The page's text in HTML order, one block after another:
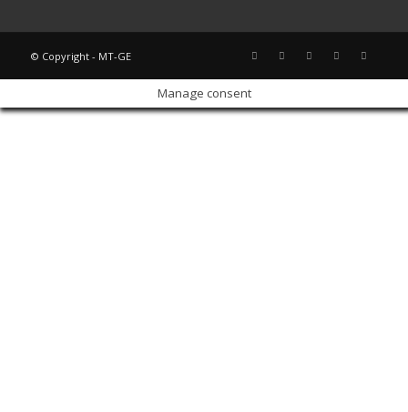
© Copyright - MT-GE
Manage consent
Sign In